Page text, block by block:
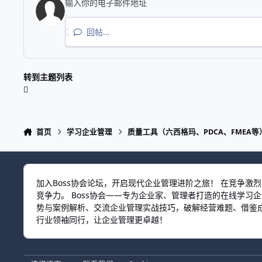
回帖…
转到主题列表
首页 学习企业管理 质量工具（六西格玛、PDCA、FMEA等
加入Boss协会论坛，开启现代企业管理进阶之旅！ 在竞争激
竞争力。 Boss协会——专为企业家、管理者打造的在线学习
势与案例解析、交流企业管理实战技巧，破解经营难题、借
行业领袖同行，让企业管理更卓越！